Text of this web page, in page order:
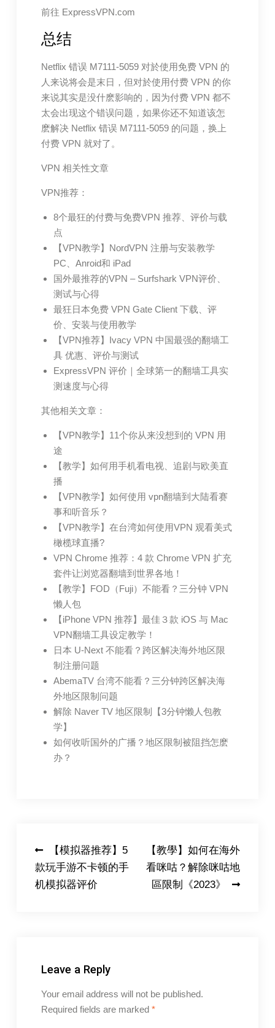
前往 ExpressVPN.com
总结
Netflix 错误 M7111-5059 对於使用免费 VPN 的
人来说将会是末日，但对於使用付费 VPN 的你
来说其实是没什麽影响的，因为付费 VPN 都不
太会出现这个错误问题，如果你还不知道该怎
麽解决 Netflix 错误 M7111-5059 的问题，换上
付费 VPN 就对了。
VPN 相关性文章
VPN推荐：
8个最狂的付费与免费VPN 推荐、评价与载
点
【VPN教学】NordVPN 注册与安装教学
PC、Anroid和 iPad
国外最推荐的VPN – Surfshark VPN评价、
测试与心得
最狂日本免费 VPN Gate Client 下载、评
价、安装与使用教学
【VPN推荐】Ivacy VPN 中国最强的翻墙工
具 优惠、评价与测试
ExpressVPN 评价｜全球第一的翻墙工具实
测速度与心得
其他相关文章：
【VPN教学】11个你从来没想到的 VPN 用
途
【教学】如何用手机看电视、追剧与欧美直
播
【VPN教学】如何使用 vpn翻墙到大陆看赛
事和听音乐？
【VPN教学】在台湾如何使用VPN 观看美式
橄榄球直播?
VPN Chrome 推荐：4 款 Chrome VPN 扩充
套件让浏览器翻墙到世界各地！
【教学】FOD（Fuji）不能看？三分钟 VPN
懒人包
【iPhone VPN 推荐】最佳３款 iOS 与 Mac
VPN翻墙工具设定教学！
日本 U-Next 不能看？跨区解决海外地区限
制注册问题
AbemaTV 台湾不能看？三分钟跨区解决海
外地区限制问题
解除 Naver TV 地区限制【3分钟懒人包教
学】
如何收听国外的广播？地区限制被阻挡怎麽
办？
Post
navigation
【模拟器推荐】5
款玩手游不卡顿的手
机模拟器评价
【教學】如何在海外
看咪咕？解除咪咕地
區限制《2023》
Leave a Reply
Your email address will not be published.
Required fields are marked *